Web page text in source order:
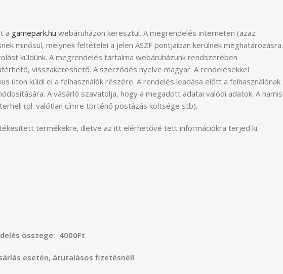
a gamepark.hu webáruházon keresztül. A megrendelés interneten (azaz
minősül, melynek feltételei a jelen ÁSZF pontjaiban kerülnek meghatározásra.
küldünk. A megrendelés tartalma webáruházunk rendszerében
visszakereshető. A szerződés nyelve magyar. A rendelésekkel
úton küldi el a felhasználók részére. A rendelés leadása előtt a felhasználónak
A vásárló szavatolja, hogy a megadott adatai valódi adatok. A hamis
(pl. valótlan címre történő postázás költsége stb).
termékekre, illetve az itt elérhetővé tett információkra terjed ki.
összege: 4000Ft
esetén, átutalásos fizetésnél!